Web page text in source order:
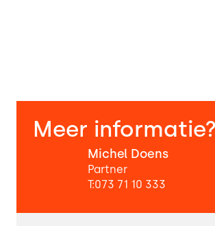
Meer informatie?
Michel Doens
Partner
T:073 71 10 333